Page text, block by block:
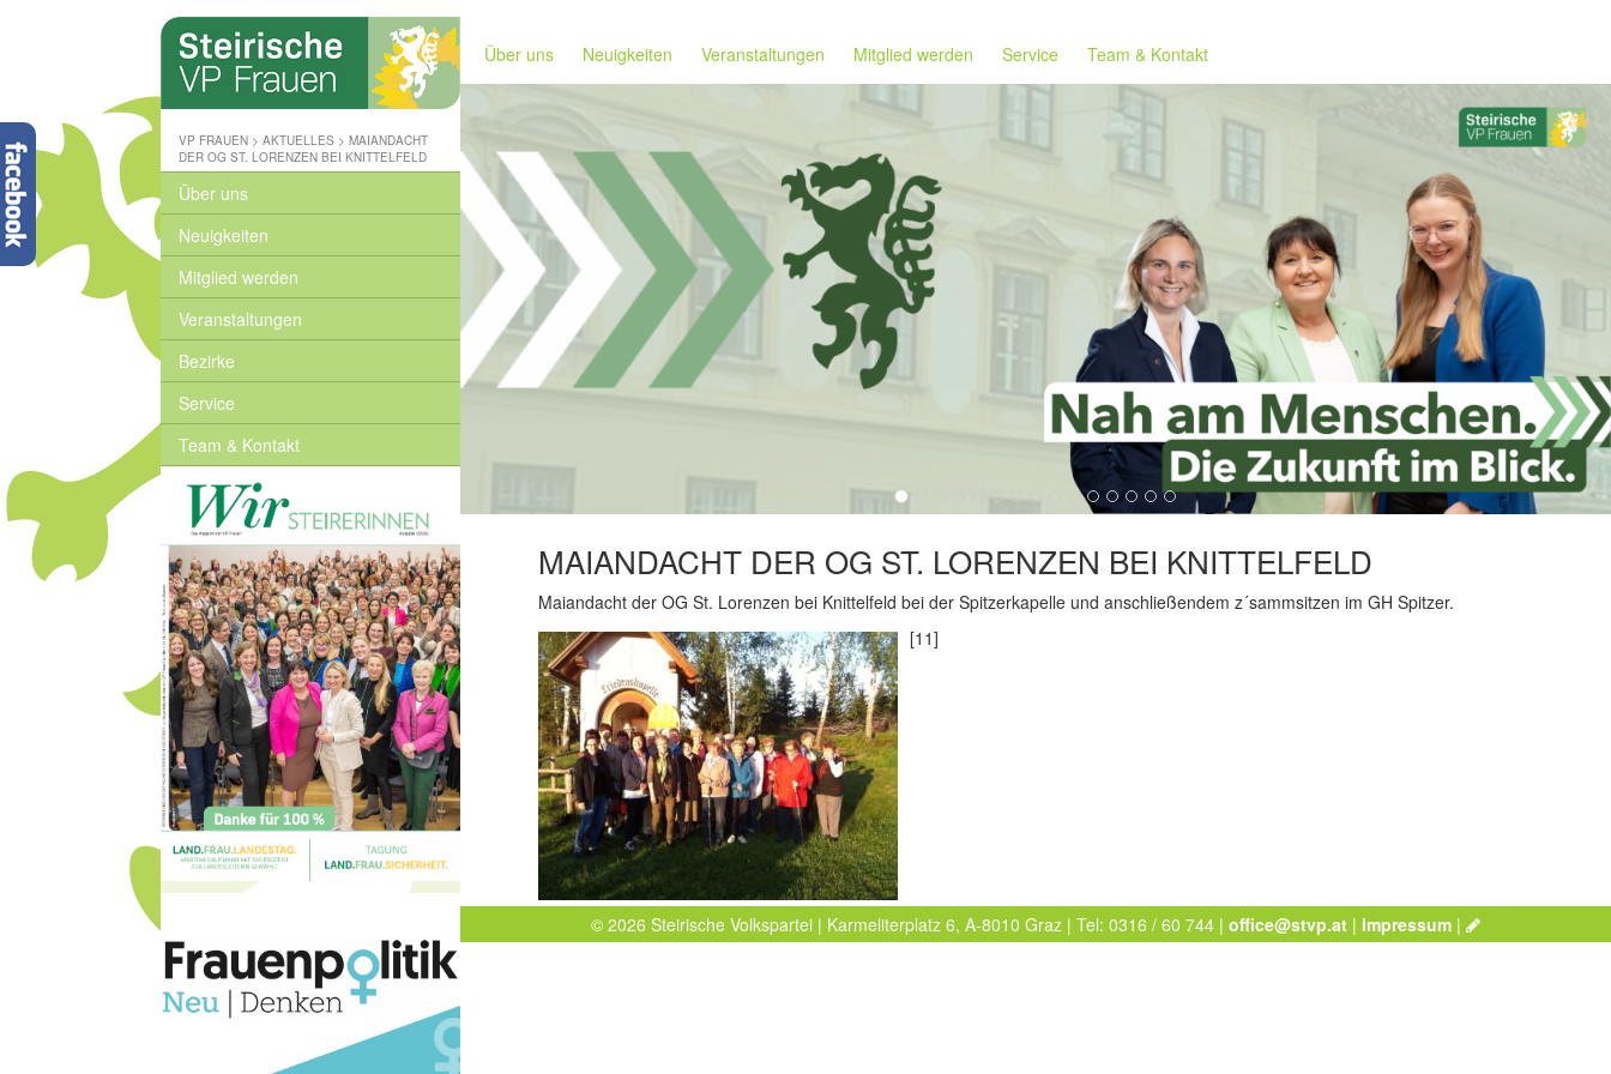
Steirische
Volkspartei
Wo
wir
zuhause
sind
-
www.stvp.at
VP FRAUEN >AKTUELLES >MAIANDACHT
DER OG ST. LORENZEN BEI KNITTELFELD
Über uns
Neuigkeiten
Mitglied werden
Veranstaltungen
Bezirke
Service
Team & Kontakt
Über uns Neuigkeiten Veranstaltungen Mitglied werden Service Team & Kontakt
MAIANDACHT DER OG ST. LORENZEN BEI KNITTELFELD
Maiandacht der OG St. Lorenzen bei Knittelfeld bei der Spitzerkapelle und anschließendem z´sammsitzen im GH Spitzer.
[11]
© 2026 Steirische Volkspartei | Karmeliterplatz 6, A-8010 Graz | Tel: 0316 / 60 744 |office@stvp.at |Impressum |